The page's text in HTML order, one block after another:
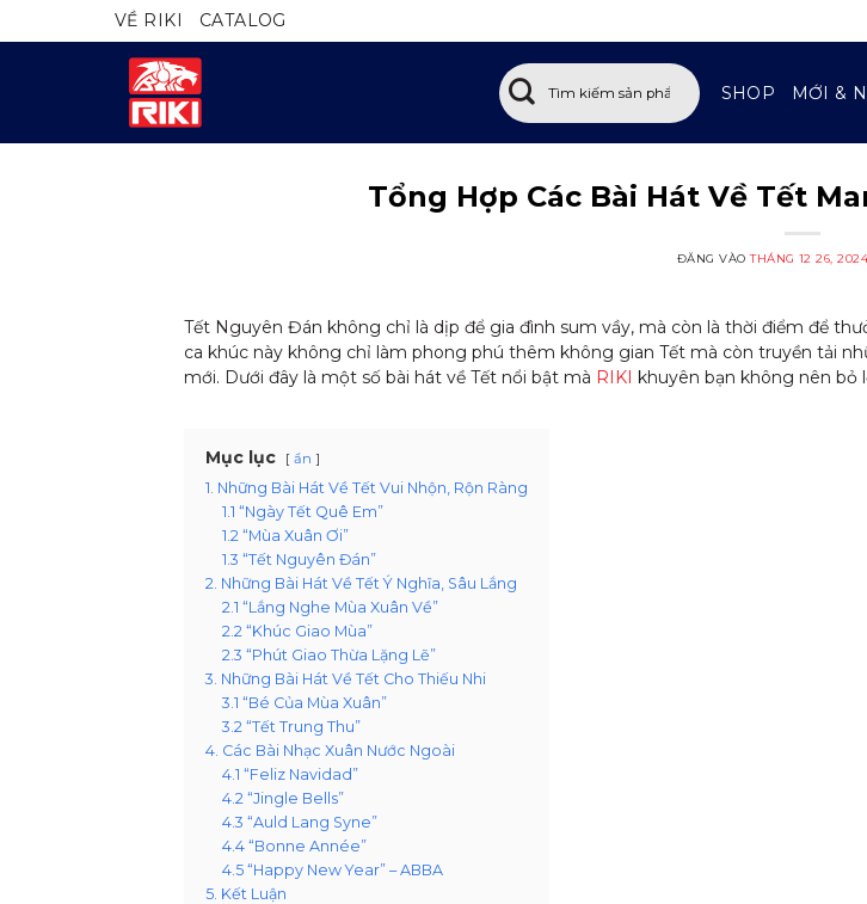
VỀ RIKI CATALOG
Tìm
kiếm:
SHOP MỚI &
Tổng Hợp Các Bài Hát Về Tết
ĐĂNG VÀOTHÁNG 12 26,
Tết Nguyên Đán không chỉ là dịp để gia đình sum vầy, mà còn là thời điểm để
ca khúc này không chỉ làm phong phú thêm không gian Tết mà còn truyền tải
mới. Dưới đây là một số bài hát về Tết nổi bật mà RIKI khuyên bạn không nên bỏ
Mục lục ẩn
1. Những Bài Hát Về Tết Vui Nhộn, Rộn Ràng
1.1 “Ngày Tết Quê Em”
1.2 “Mùa Xuân Ơi”
1.3 “Tết Nguyên Đán”
2. Những Bài Hát Về Tết Ý Nghĩa, Sâu Lắng
2.1 “Lắng Nghe Mùa Xuân Về”
2.2 “Khúc Giao Mùa”
2.3 “Phút Giao Thừa Lặng Lẽ”
3. Những Bài Hát Về Tết Cho Thiếu Nhi
3.1 “Bé Của Mùa Xuân”
3.2 “Tết Trung Thu”
4. Các Bài Nhạc Xuân Nước Ngoài
4.1 “Feliz Navidad”
4.2 “Jingle Bells”
4.3 “Auld Lang Syne”
4.4 “Bonne Année”
4.5 “Happy New Year” – ABBA
5. Kết Luận